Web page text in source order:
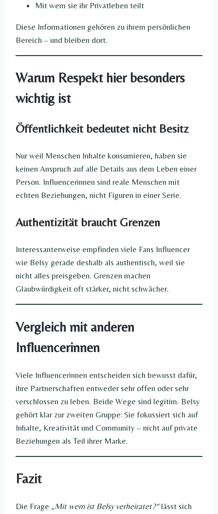
Mit wem sie ihr Privatleben teilt
Diese Informationen gehören zu ihrem persönlichen
Bereich – und bleiben dort.
Warum Respekt hier besonders
wichtig ist
Öffentlichkeit bedeutet nicht Besitz
Nur weil Menschen Inhalte konsumieren, haben sie
keinen Anspruch auf alle Details aus dem Leben einer
Person. Influencerinnen sind reale Menschen mit
echten Beziehungen, nicht Figuren in einer Serie.
Authentizität braucht Grenzen
Interessanterweise empfinden viele Fans Influencer
wie Belsy gerade deshalb als authentisch, weil sie
nicht alles preisgeben. Grenzen machen
Glaubwürdigkeit oft stärker, nicht schwächer.
Vergleich mit anderen
Influencerinnen
Viele Influencerinnen entscheiden sich bewusst dafür,
ihre Partnerschaften entweder sehr offen oder sehr
verschlossen zu leben. Beide Wege sind legitim. Belsy
gehört klar zur zweiten Gruppe: Sie fokussiert sich auf
Inhalte, Kreativität und Community – nicht auf private
Beziehungen als Teil ihrer Marke.
Fazit
Die Frage „Mit wem ist Belsy verheiratet?“lässt sich